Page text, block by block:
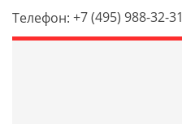
Телефон: +7 (495) 988-32-31